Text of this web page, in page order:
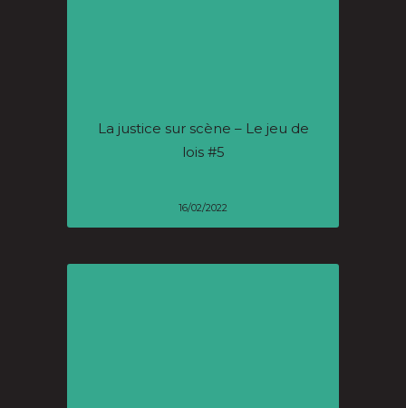
La justice sur scène – Le jeu de
lois #5
16/02/2022